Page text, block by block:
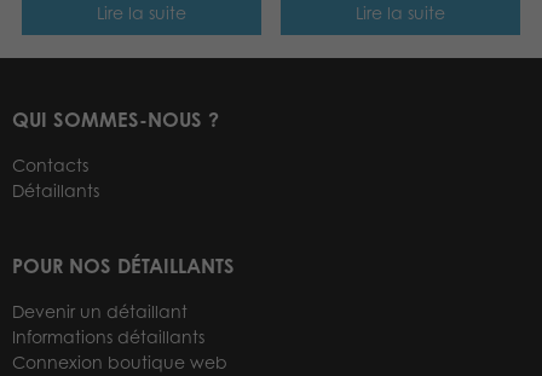
Lire la suite Lire la suite
QUI SOMMES-NOUS ?
Contacts
Détaillants
POUR NOS DÉTAILLANTS
Devenir un détaillant
Informations détaillants
Connexion boutique web